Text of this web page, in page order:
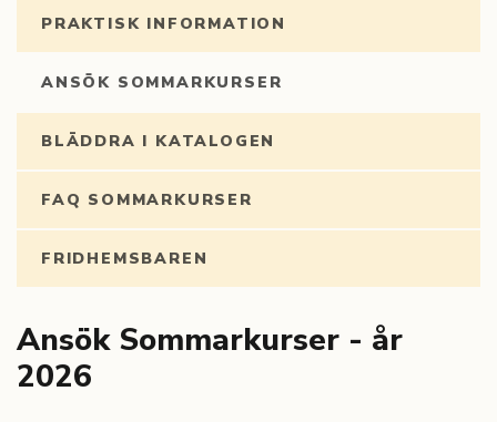
PRAKTISK INFORMATION
ANSÖK SOMMARKURSER
BLÄDDRA I KATALOGEN
FAQ SOMMARKURSER
FRIDHEMSBAREN
Ansök Sommarkurser - år
2026